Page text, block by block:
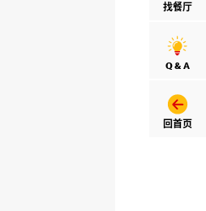
找餐厅
Q & A
回首页